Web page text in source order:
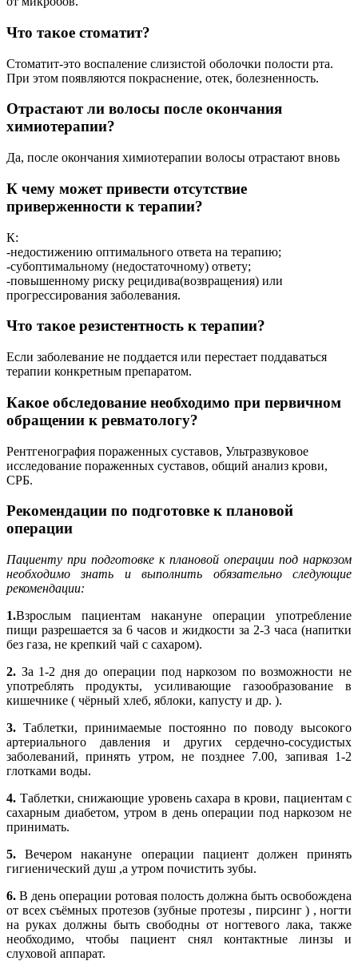
Что такое стоматит?
Стоматит-это воспаление слизистой оболочки полости рта.
При этом появляются покраснение, отек, болезненность.
Отрастают ли волосы после окончания
химиотерапии?
Да, после окончания химиотерапии волосы отрастают вновь
К чему может привести отсутствие
приверженности к терапии?
К:
-недостижению оптимального ответа на терапию;
-субоптимальному (недостаточному) ответу;
-повышенному риску рецидива(возвращения) или
прогрессирования заболевания.
Что такое резистентность к терапии?
Если заболевание не поддается или перестает поддаваться
терапии конкретным препаратом.
Какое обследование необходимо при первичном
обращении к ревматологу?
Рентгенография пораженных суставов, Ультразвуковое
исследование пораженных суставов, общий анализ крови,
СРБ.
Рекомендации по подготовке к плановой
операции
Пациенту при подготовке к плановой операции под наркозом
необходимо знать и выполнить обязательно следующие
рекомендации:
1.Взрослым пациентам накануне операции употребление
пищи разрешается за 6 часов и жидкости за 2-3 часа (напитки
без газа, не крепкий чай с сахаром).
2. За 1-2 дня до операции под наркозом по возможности не
употреблять продукты, усиливающие газообразование в
кишечнике ( чёрный хлеб, яблоки, капусту и др. ).
3. Таблетки, принимаемые постоянно по поводу высокого
артериального давления и других сердечно-сосудистых
заболеваний, принять утром, не позднее 7.00, запивая 1-2
глотками воды.
4. Таблетки, снижающие уровень сахара в крови, пациентам с
сахарным диабетом, утром в день операции под наркозом не
принимать.
5.Вечером накануне операции пациент должен принять
гигиенический душ ,а утром почистить зубы.
6. В день операции ротовая полость должна быть освобождена
от всех съёмных протезов (зубные протезы , пирсинг ) , ногти
на руках должны быть свободны от ногтевого лака, также
необходимо, чтобы пациент снял контактные линзы и
слуховой аппарат.